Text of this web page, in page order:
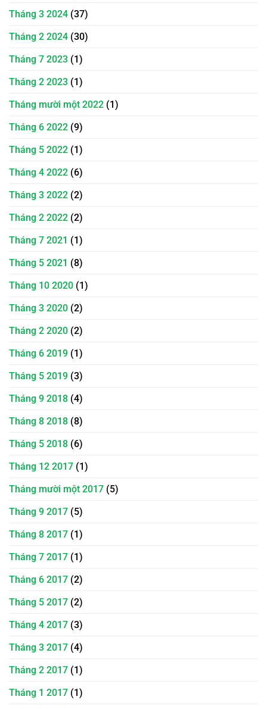
Tháng 3 2024 (37)
Tháng 2 2024 (30)
Tháng 7 2023 (1)
Tháng 2 2023 (1)
Tháng mười một 2022 (1)
Tháng 6 2022 (9)
Tháng 5 2022 (1)
Tháng 4 2022 (6)
Tháng 3 2022 (2)
Tháng 2 2022 (2)
Tháng 7 2021 (1)
Tháng 5 2021 (8)
Tháng 10 2020 (1)
Tháng 3 2020 (2)
Tháng 2 2020 (2)
Tháng 6 2019 (1)
Tháng 5 2019 (3)
Tháng 9 2018 (4)
Tháng 8 2018 (8)
Tháng 5 2018 (6)
Tháng 12 2017 (1)
Tháng mười một 2017 (5)
Tháng 9 2017 (5)
Tháng 8 2017 (1)
Tháng 7 2017 (1)
Tháng 6 2017 (2)
Tháng 5 2017 (2)
Tháng 4 2017 (3)
Tháng 3 2017 (4)
Tháng 2 2017 (1)
Tháng 1 2017 (1)